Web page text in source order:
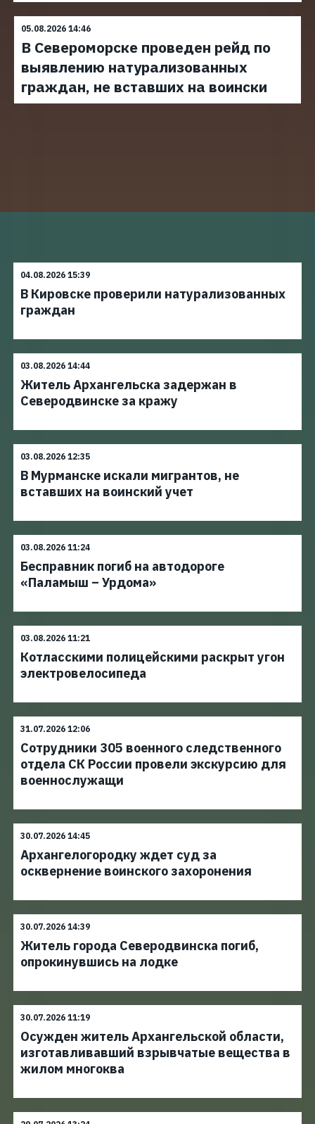
05.08.2026 14:46
В Североморске проведен рейд по
выявлению натурализованных
граждан, не вставших на воински
04.08.2026 15:39
В Кировске проверили натурализованных
граждан
03.08.2026 14:44
Житель Архангельска задержан в
Северодвинске за кражу
03.08.2026 12:35
В Мурманске искали мигрантов, не
вставших на воинский учет
03.08.2026 11:24
Бесправник погиб на автодороге
«Паламыш – Урдома»
03.08.2026 11:21
Котласскими полицейскими раскрыт угон
электровелосипеда
31.07.2026 12:06
Сотрудники 305 военного следственного
отдела СК России провели экскурсию для
военнослужащи
30.07.2026 14:45
Архангелогородку ждет суд за
осквернение воинского захоронения
30.07.2026 14:39
Житель города Северодвинска погиб,
опрокинувшись на лодке
30.07.2026 11:19
Осужден житель Архангельской области,
изготавливавший взрывчатые вещества в
жилом многоква